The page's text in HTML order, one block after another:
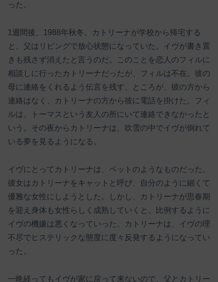
った。
1週間後、1988年秋冬。カトリーナが学校から帰宅する
と、父はリビングで放心状態になっていた。イヴが書き置
きも残さず消えたと言うのだ。このことを恋人のフィルに
相談しに行ったカトリーナだったが、フィルは不在。彼の
母に連絡をくれるよう伝言を残す。ところが、彼の方から
連絡はなく、カトリーナの方から彼に電話を掛けた。フィ
ルは、トーマスという友人の所にいて連絡できなかったと
いう。その夜からカトリーナは、吹雪の中でイヴが倒れて
いる夢を見るようになる。
イヴにとってカトリーナは、ペットのようなものだった。
彼女はカトリーナをキャットと呼び、自分のように細くて
優雅な女性にしようとした。しかし、カトリーナが思春期
を迎え身体も女性らしく成熟していくと、比例するように
イヴの機嫌は悪くなっていった。カトリーナは、イヴの理
不尽でヒステリックな態度に度々反発するようになってい
った。
一晩経ってもイヴが家に戻って来ないので、父とカトリー